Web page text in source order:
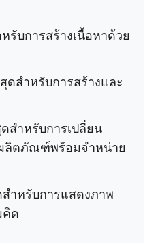
รับการสร้างเนื้อหาด้วย
ดสำหรับการสร้างและ
สำหรับการเปลี่ยน
ลิตภัณฑ์พร้อมจำหน่าย
สำหรับการแสดงภาพ
คิด